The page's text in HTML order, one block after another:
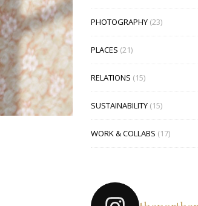
PHOTOGRAPHY (23)
PLACES (21)
RELATIONS (15)
SUSTAINABILITY (15)
WORK & COLLABS (17)